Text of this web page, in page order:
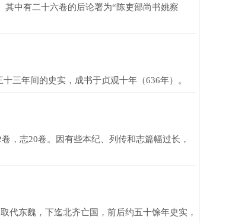
中有二十六卷的后论署为“陈吏部尚书姚察
年间的史实，成书于贞观十年（636年）。
志20卷。因有些本纪、列传和志篇幅过长，
东魏，下迄北齐亡国，前后约五十馀年史实，